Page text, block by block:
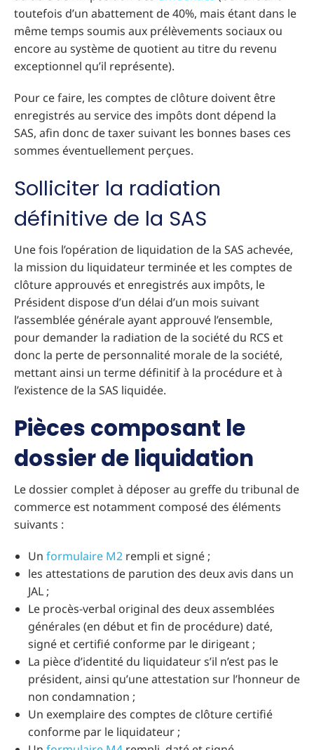
toutefois d’un abattement de 40%, mais étant dans le
même temps soumis aux prélèvements sociaux ou
encore au système de quotient au titre du revenu
exceptionnel qu’il représente).
Pour ce faire, les comptes de clôture doivent être
enregistrés au service des impôts dont dépend la
SAS, afin donc de taxer suivant les bonnes bases ces
sommes éventuellement perçues.
Solliciter la radiation
définitive de la SAS
Une fois l’opération de liquidation de la SAS achevée,
la mission du liquidateur terminée et les comptes de
clôture approuvés et enregistrés aux impôts, le
Président dispose d’un délai d’un mois suivant
l’assemblée générale ayant approuvé l’ensemble,
pour demander la radiation de la société du RCS et
donc la perte de personnalité morale de la société,
mettant ainsi un terme définitif à la procédure et à
l’existence de la SAS liquidée.
Pièces composant le
dossier de liquidation
Le dossier complet à déposer au greffe du tribunal de
commerce est notamment composé des éléments
suivants :
Un formulaire M2 rempli et signé ;
les attestations de parution des deux avis dans un
JAL ;
Le procès-verbal original des deux assemblées
générales (en début et fin de procédure) daté,
signé et certifié conforme par le dirigeant ;
La pièce d’identité du liquidateur s’il n’est pas le
président, ainsi qu’une attestation sur l’honneur de
non condamnation ;
Un exemplaire des comptes de clôture certifié
conforme par le liquidateur ;